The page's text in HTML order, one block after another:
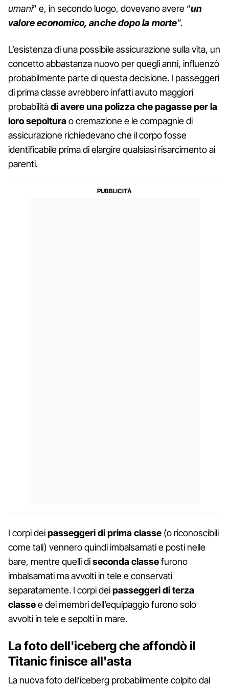
umani” e, in secondo luogo, dovevano avere “un
valore economico, anche dopo la morte”.
L’esistenza di una possibile assicurazione sulla vita, un
concetto abbastanza nuovo per quegli anni, influenzò
probabilmente parte di questa decisione. I passeggeri
di prima classe avrebbero infatti avuto maggiori
probabilitàdi avere una polizza che pagasse per la
loro sepolturao cremazione e le compagnie di
assicurazione richiedevano che il corpo fosse
identificabile prima di elargire qualsiasi risarcimento ai
parenti.
I corpi deipasseggeri di prima classe (o riconoscibili
come tali) vennero quindi imbalsamati e posti nelle
bare, mentre quelli diseconda classefurono
imbalsamati ma avvolti in tele e conservati
separatamente. I corpi deipasseggeri di terza
classee dei membri dell’equipaggio furono solo
avvolti in tele e sepolti in mare.
La foto dell'iceberg che affondò il
Titanic finisce all'asta
La nuova foto dell’iceberg probabilmente colpito dal